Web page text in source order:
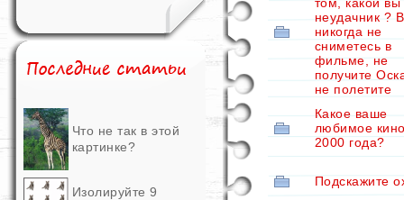
Что не так в этой
картинке?
Изолируйте 9
неудачник ?
никогда не
сниметесь в
фильме, не
получите
не полетите
Какое ваше
любимое
2000 года?
Подскажите